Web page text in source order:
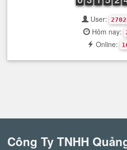
User:
Hôm nay:
Online:
Công Ty TNHH